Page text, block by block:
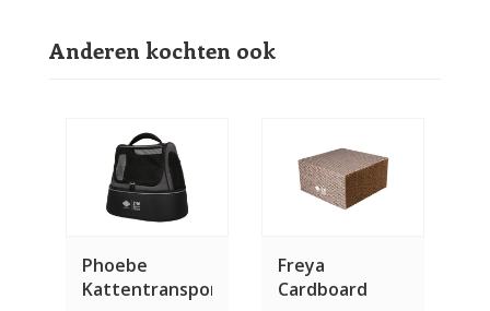
Anderen kochten ook
Phoebe
Kattentransporttas
Freya
Cardboard